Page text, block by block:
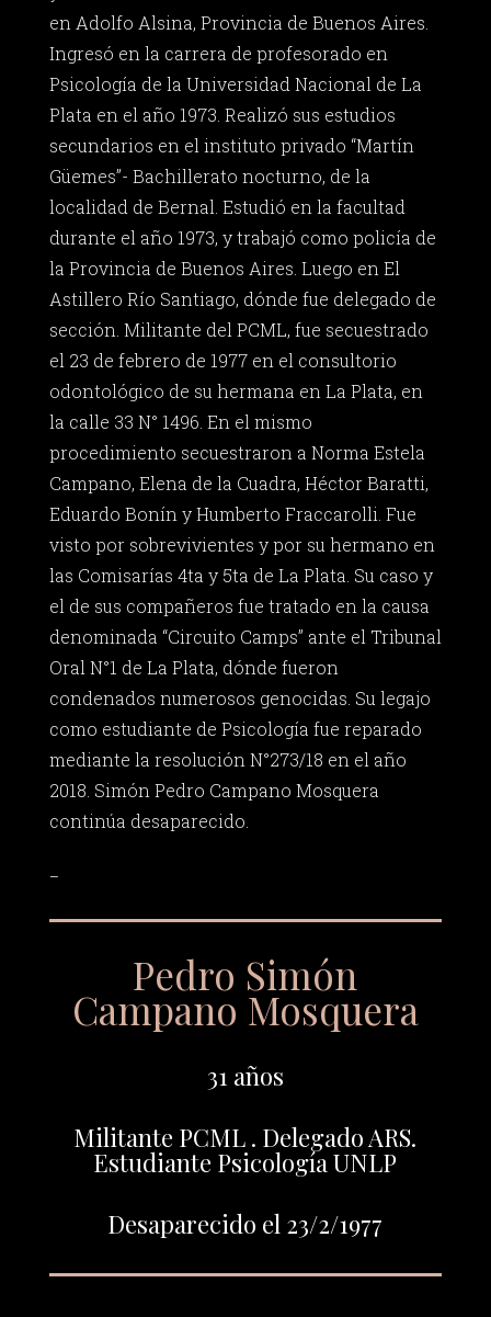
en Adolfo Alsina, Provincia de Buenos Aires.
Ingresó en la carrera de profesorado en
Psicología de la Universidad Nacional de La
Plata en el año 1973. Realizó sus estudios
secundarios en el instituto privado “Martín
Güemes”- Bachillerato nocturno, de la
localidad de Bernal. Estudió en la facultad
durante el año 1973, y trabajó como policía de
la Provincia de Buenos Aires. Luego en El
Astillero Río Santiago, dónde fue delegado de
sección. Militante del PCML, fue secuestrado
el 23 de febrero de 1977 en el consultorio
odontológico de su hermana en La Plata, en
la calle 33 N° 1496. En el mismo
procedimiento secuestraron a Norma Estela
Campano, Elena de la Cuadra, Héctor Baratti,
Eduardo Bonín y Humberto Fraccarolli. Fue
visto por sobrevivientes y por su hermano en
las Comisarías 4ta y 5ta de La Plata. Su caso y
el de sus compañeros fue tratado en la causa
denominada “Circuito Camps” ante el Tribunal
Oral N°1 de La Plata, dónde fueron
condenados numerosos genocidas. Su legajo
como estudiante de Psicología fue reparado
mediante la resolución N°273/18 en el año
2018. Simón Pedro Campano Mosquera
continúa desaparecido.
Pedro Simón
Campano Mosquera
31 años
Militante PCML . Delegado ARS.
Estudiante Psicología UNLP
Desaparecido el 23/2/1977